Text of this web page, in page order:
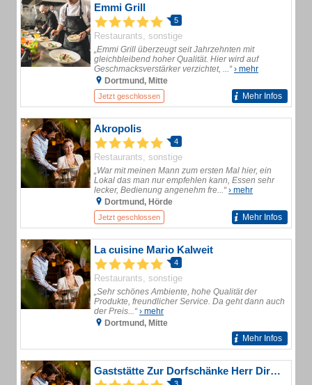
Emmi Grill
5
Restaurants, sonstige
„Emmi Grill überzeugt seit Jahrzehnten mit
gleichbleibend hoher Qualität. Hier wird auf
Geschmacksverstärker verzichtet, ...“› mehr
Dortmund, Mitte
Jetzt geschlossen Mehr Infos
Akropolis
4
Restaurants, sonstige
„War mit meinen Mann zum ersten Mal hier, ein
Lokal das man nur empfehlen kann, Essen sehr
lecker, Bedienung angenehm fre...“› mehr
Dortmund, Hörde
Jetzt geschlossen Mehr Infos
La cuisine Mario Kalweit
4
Restaurants, sonstige
„Sehr schönes Ambiente, hohe Qualität der
Produkte, freundlicher Service. Da geht dann auch
der Preis...“› mehr
Dortmund, Mitte
Mehr Infos
Gaststätte Zur Dorfschänke Herr Dirk Lagemann